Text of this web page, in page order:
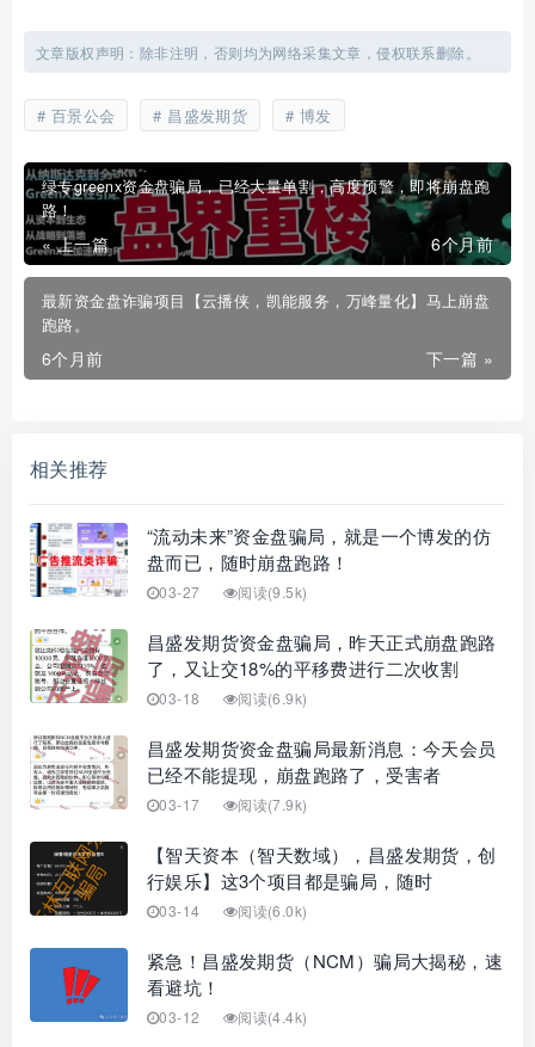
文章版权声明：除非注明，否则均为网络采集文章，侵权联系删除。
百景公会 昌盛发期货 博发
绿专greenx资金盘骗局，已经大量单割，高度预警，即将崩盘跑
路！
« 上一篇 6个月前
最新资金盘诈骗项目【云播侠，凯能服务，万峰量化】马上崩盘
跑路。
下一篇 »
6个月前
相关推荐
“流动未来”资金盘骗局，就是一个博发的仿
盘而已，随时崩盘跑路！
03-27 阅读(9.5k)
昌盛发期货资金盘骗局，昨天正式崩盘跑路
了，又让交18%的平移费进行二次收割
03-18 阅读(6.9k)
昌盛发期货资金盘骗局最新消息：今天会员
已经不能提现，崩盘跑路了，受害者
03-17 阅读(7.9k)
【智天资本（智天数域），昌盛发期货，创
行娱乐】这3个项目都是骗局，随时
03-14 阅读(6.0k)
紧急！昌盛发期货（NCM）骗局大揭秘，速
看避坑！
03-12 阅读(4.4k)